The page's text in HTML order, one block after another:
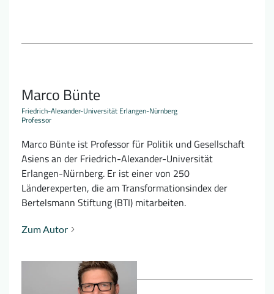
Marco Bünte
Friedrich-Alexander-Universität Erlangen-Nürnberg
Professor
Marco Bünte ist Professor für Politik und Gesellschaft
Asiens an der Friedrich-Alexander-Universität
Erlangen-Nürnberg. Er ist einer von 250
Länderexperten, die am Transformationsindex der
Bertelsmann Stiftung (BTI) mitarbeiten.
Zum Autor